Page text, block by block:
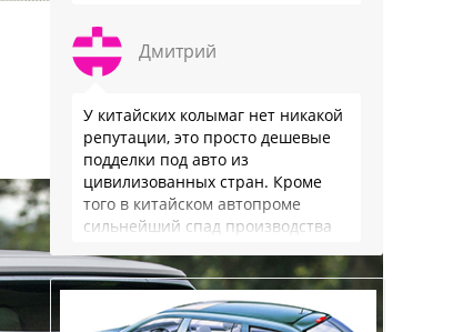
Дмитрий
У китайских колымаг нет никакой
репутации, это просто дешевые
подделки под авто из
цивилизованных стран. Кроме
того в китайском автопроме
сильнейший спад производства
почти все китайские
производители работают …